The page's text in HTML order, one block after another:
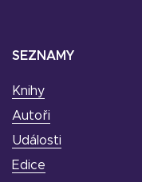
SEZNAMY
Knihy
Autoři
Události
Edice